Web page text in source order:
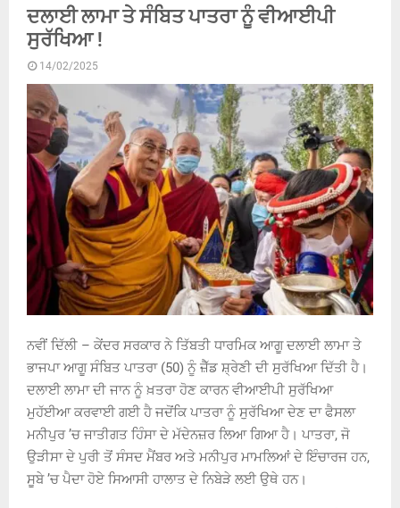
ਦਲਾਈ ਲਾਮਾ ਤੇ ਸੰਬਿਤ ਪਾਤਰਾ ਨੂੰ ਵੀਆਈਪੀ
ਸੁਰੱਖਿਆ !
14/02/2025
ਨਵੀਂ ਦਿੱਲੀ – ਕੇਂਦਰ ਸਰਕਾਰ ਨੇ ਤਿੱਬਤੀ ਧਾਰਮਿਕ ਆਗੂ ਦਲਾਈ ਲਾਮਾ ਤੇ
ਭਾਜਪਾ ਆਗੂ ਸੰਬਿਤ ਪਾਤਰਾ (50) ਨੂੰ ਜ਼ੈੱਡ ਸ਼੍ਰੇਣੀ ਦੀ ਸੁਰੱਖਿਆ ਦਿੱਤੀ ਹੈ।
ਦਲਾਈ ਲਾਮਾ ਦੀ ਜਾਨ ਨੂੰ ਖ਼ਤਰਾ ਹੋਣ ਕਾਰਨ ਵੀਆਈਪੀ ਸੁਰੱਖਿਆ
ਮੁਹੱਈਆ ਕਰਵਾਈ ਗਈ ਹੈ ਜਦੋਂਕਿ ਪਾਤਰਾ ਨੂੰ ਸੁਰੱਖਿਆ ਦੇਣ ਦਾ ਫੈਸਲਾ
ਮਨੀਪੁਰ ’ਚ ਜਾਤੀਗਤ ਹਿੰਸਾ ਦੇ ਮੱਦੇਨਜ਼ਰ ਲਿਆ ਗਿਆ ਹੈ। ਪਾਤਰਾ, ਜੋ
ਉੜੀਸਾ ਦੇ ਪੁਰੀ ਤੋਂ ਸੰਸਦ ਮੈਂਬਰ ਅਤੇ ਮਨੀਪੁਰ ਮਾਮਲਿਆਂ ਦੇ ਇੰਚਾਰਜ ਹਨ,
ਸੂਬੇ ’ਚ ਪੈਦਾ ਹੋਏ ਸਿਆਸੀ ਹਾਲਾਤ ਦੇ ਨਿਬੇੜੇ ਲਈ ਉਥੇ ਹਨ।